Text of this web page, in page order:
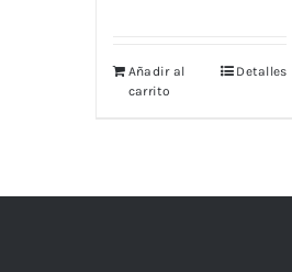
Añadir al
carrito
Detalles